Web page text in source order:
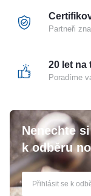
Partneři
20 let na
Poradíme
Nenechte
k odběru